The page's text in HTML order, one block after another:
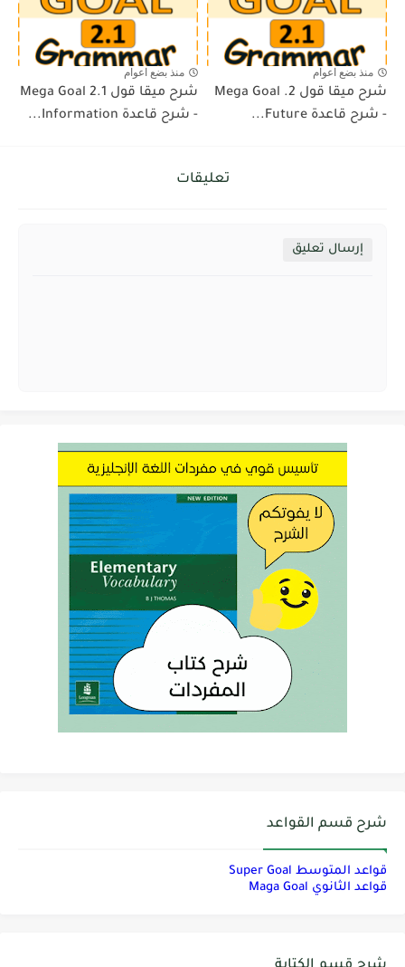
منذ بضع اعوام
شرح ميقا قول 2. Mega Goal
- شرح قاعدة Future...
منذ بضع اعوام
شرح ميقا قول 2.1 Mega Goal
- شرح قاعدة Information...
تعليقات
إرسال تعليق
شرح قسم القواعد
قواعد المتوسط Super Goal
قواعد الثانوي Maga Goal